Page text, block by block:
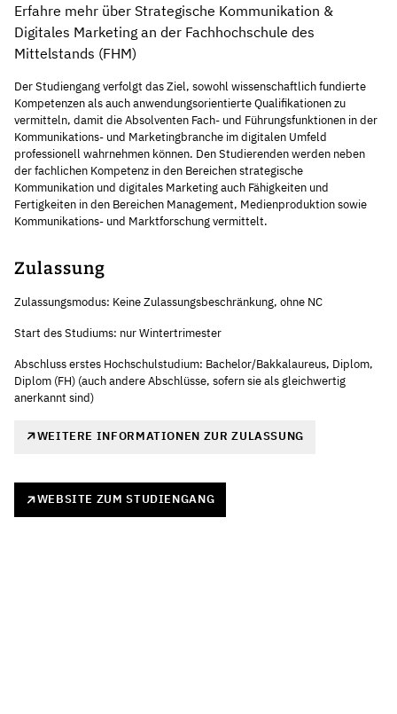
Erfahre mehr über Strategische Kommunikation &
Digitales Marketing an der Fachhochschule des
Mittelstands (FHM)
Der Studiengang verfolgt das Ziel, sowohl wissenschaftlich fundierte
Kompetenzen als auch anwendungsorientierte Qualifikationen zu
vermitteln, damit die Absolventen Fach- und Führungsfunktionen in der
Kommunikations- und Marketingbranche im digitalen Umfeld
professionell wahrnehmen können. Den Studierenden werden neben
der fachlichen Kompetenz in den Bereichen strategische
Kommunikation und digitales Marketing auch Fähigkeiten und
Fertigkeiten in den Bereichen Management, Medienproduktion sowie
Kommunikations- und Marktforschung vermittelt.
Zulassung
Zulassungsmodus: Keine Zulassungsbeschränkung, ohne NC
Start des Studiums: nur Wintertrimester
Abschluss erstes Hochschulstudium: Bachelor/Bakkalaureus, Diplom,
Diplom (FH) (auch andere Abschlüsse, sofern sie als gleichwertig
anerkannt sind)
WEITERE INFORMATIONEN ZUR ZULASSUNG
WEBSITE ZUM STUDIENGANG